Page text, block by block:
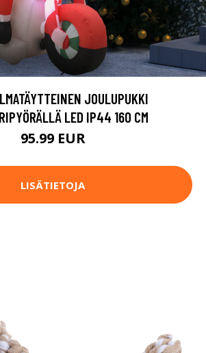
JOULUPUKKI
LED IP44 160 CM
95.99 EUR
LISÄTIETOJA